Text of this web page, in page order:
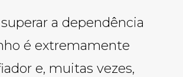
a dependência
é extremamente
e, muitas vezes,